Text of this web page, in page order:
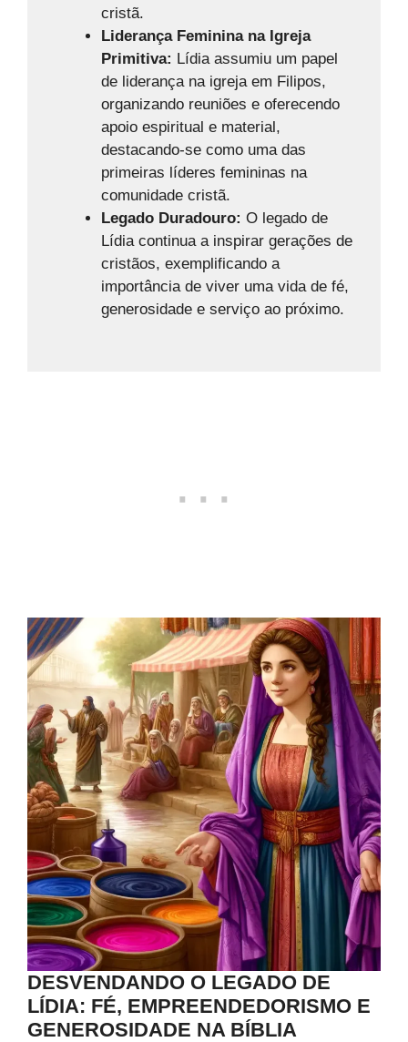
cristã.
Liderança Feminina na Igreja
Primitiva: Lídia assumiu um papel
de liderança na igreja em Filipos,
organizando reuniões e oferecendo
apoio espiritual e material,
destacando-se como uma das
primeiras líderes femininas na
comunidade cristã.
Legado Duradouro: O legado de
Lídia continua a inspirar gerações de
cristãos, exemplificando a
importância de viver uma vida de fé,
generosidade e serviço ao próximo.
DESVENDANDO O LEGADO DE
LÍDIA: FÉ, EMPREENDEDORISMO E
GENEROSIDADE NA BÍBLIA